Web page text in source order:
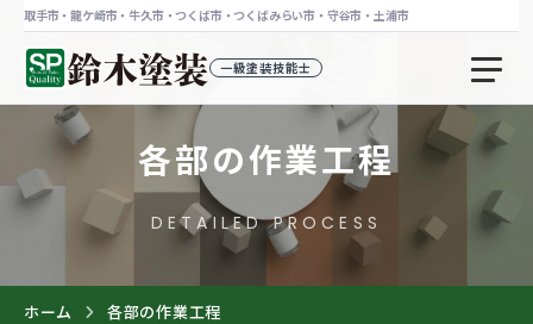
取手市・龍ケ崎市・牛久市・つくば市・つくばみらい市・守谷市・土浦市
茨城県取手市の外壁塗装・屋根塗装専門店 鈴
一級塗装技能士
各部の作業工程
DETAILED PROCESS
ホーム 各部の作業工程